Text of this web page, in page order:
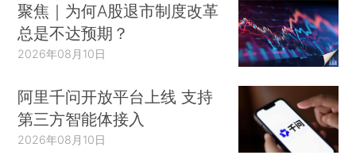
聚焦｜为何A股退市制度改革
总是不达预期？
2026年08月10日
阿里千问开放平台上线 支持
第三方智能体接入
2026年08月10日